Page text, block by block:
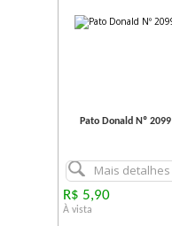
Pato Donald Nº 2099
Mais detalhes
R$ 5,90
À vista